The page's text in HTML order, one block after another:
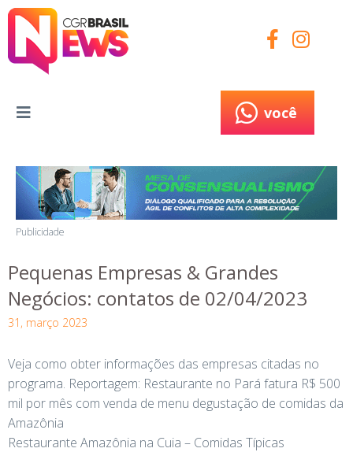
você
Publicidade
Pequenas Empresas & Grandes
Negócios: contatos de 02/04/2023
31, março 2023
Veja como obter informações das empresas citadas no
programa. Reportagem: Restaurante no Pará fatura R$ 500
mil por mês com venda de menu degustação de comidas da
Amazônia
Restaurante Amazônia na Cuia – Comidas Típicas